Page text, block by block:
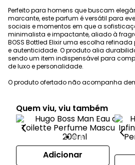
Perfeito para homens que buscam
marcante, este parfum é versátil para
sociais e momentos em que a
minimalista e impactante, aliado à
BOSS Bottled Elixir uma escolha
e autenticidade. O produto alia
sendo um item indispensável para
de luxo e personalidade.
O produto ofertado não acompanha
Quem viu, viu também
Adicionar